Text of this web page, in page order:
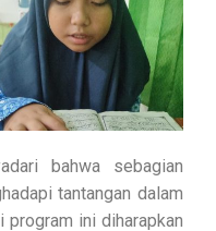
bahwa sebagian
tantangan dalam
program ini diharapkan